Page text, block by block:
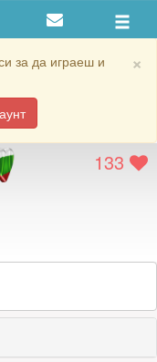
×
за да играеш и
133